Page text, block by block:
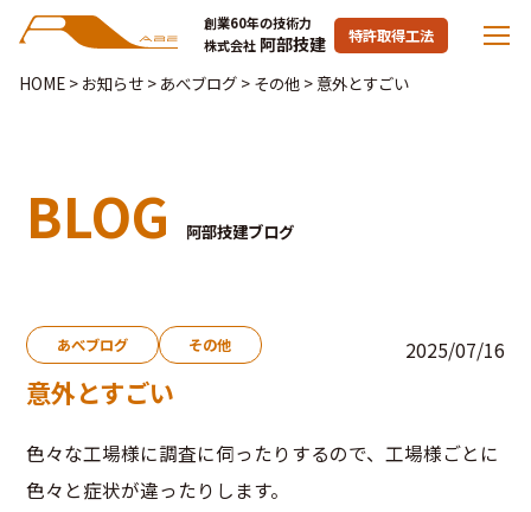
創業60年の技術力
株式会社 阿部技建 特許取得工法
HOME> お知らせ> あべブログ> その他> 意外とすごい
BLOG 阿部技建ブログ
あべブログ その他 2025/07/16
意外とすごい
色々な工場様に調査に伺ったりするので、工場様ごとに
色々と症状が違ったりします。